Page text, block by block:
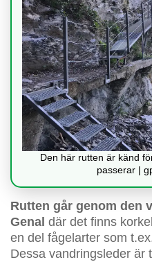
Den här rutten är känd
passerar |
Rutten går genom den
Genal där det finns
en del fågelarter som
Dessa vandringsleder är